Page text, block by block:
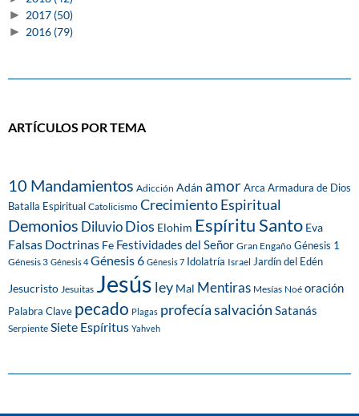
► 2017 (50)
► 2016 (79)
ARTÍCULOS POR TEMA
10 Mandamientos Adicción Adán amorArca Armadura de Dios
Batalla Espiritual Catolicismo Crecimiento Espiritual
Demonios DiluvioDios Elohim Espíritu Santo Eva
Falsas Doctrinas Fe Festividades del Señor Gran Engaño Génesis 1
Génesis 3 Génesis 4 Génesis 6 Génesis 7 Idolatría Israel Jardín del Edén
Jesucristo Jesuitas Jesús ley Mal Mentiras Mesías Noé oración
Palabra Clave pecado Plagas profecíasalvación Satanás
Serpiente Siete Espíritus Yahveh